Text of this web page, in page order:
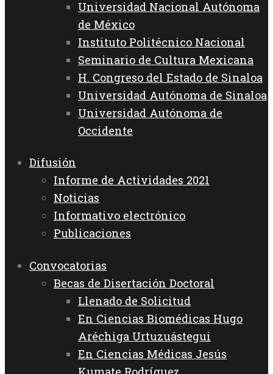
Universidad Nacional Autónoma
de México
Instituto Politécnico Nacional
Seminario de Cultura Mexicana
H. Congreso del Estado de Sinaloa
Universidad Autónoma de Sinaloa
Universidad Autónoma de
Occidente
Difusión
Informe de Actividades 2021
Noticias
Informativo electrónico
Publicaciones
Convocatorias
Becas de Disertación Doctoral
Llenado de Solicitud
En Ciencias Biomédicas Hugo
Aréchiga Urtuzuástegui
En Ciencias Médicas Jesús